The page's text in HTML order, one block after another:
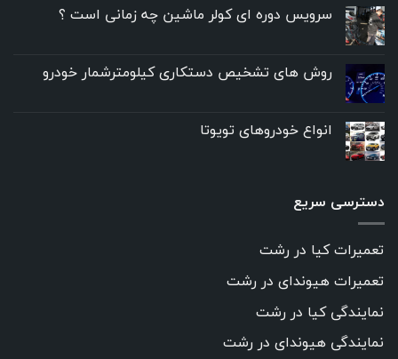
سرویس دوره ای کولر ماشین چه زمانی است ؟
روش های تشخیص دستکاری کیلومترشمار خودرو
انواع خودروهای تویوتا
دسترسی سریع
تعمیرات کیا در رشت
تعمیرات هیوندای در رشت
نمایندگی کیا در رشت
نمایندگی هیوندای در رشت